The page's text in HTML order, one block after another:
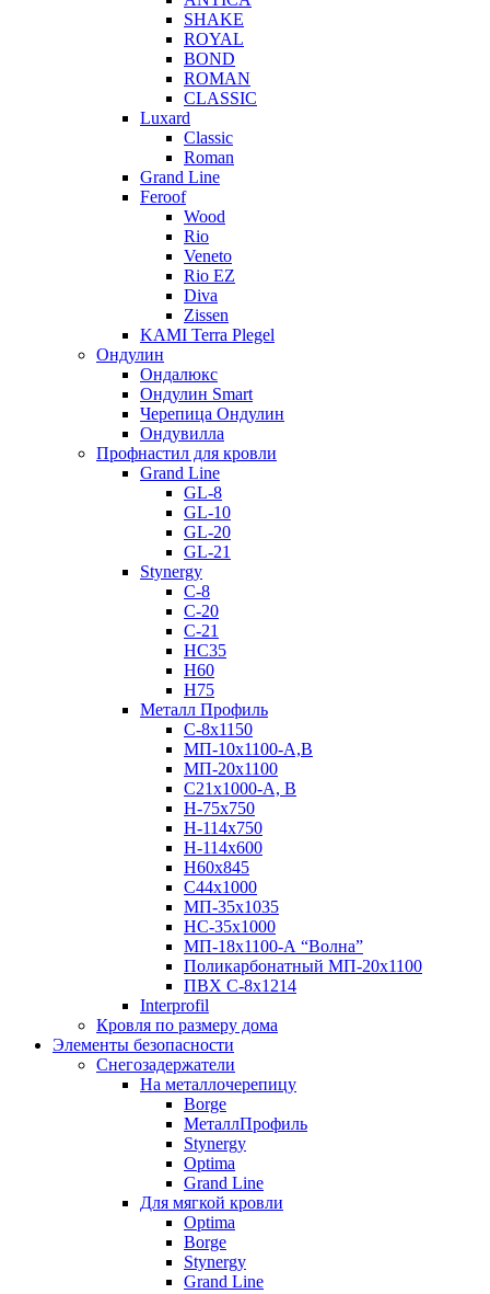
SHAKE
ROYAL
BOND
ROMAN
CLASSIC
Luxard
Classic
Roman
Grand Line
Feroof
Wood
Rio
Veneto
Rio EZ
Diva
Zissen
KAMI Terra Plegel
Ондулин
Ондалюкс
Ондулин Smart
Черепица Ондулин
Ондувилла
Профнастил для кровли
Grand Line
GL-8
GL-10
GL-20
GL-21
Stynergy
C-8
C-20
C-21
НС35
Н60
H75
Металл Профиль
С-8х1150
МП-10x1100-А,В
МП-20х1100
С21х1000-А, В
H-75х750
Н-114х750
Н-114х600
Н60х845
С44х1000
МП-35х1035
НС-35х1000
МП-18х1100-А “Волна”
Поликарбонатный МП-20х1100
ПВХ С-8х1214
Interprofil
Кровля по размеру дома
Элементы безопасности
Снегозадержатели
На металлочерепицу
Borge
МеталлПрофиль
Stynergy
Optima
Grand Line
Для мягкой кровли
Optima
Borge
Stynergy
Grand Line